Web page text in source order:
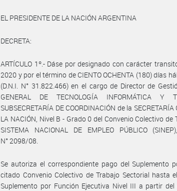
EL PRESIDENTE DE LA NACIÓN ARGENTINA
DECRETA:
ARTÍCULO 1º.- Dáse por designado con carácter
2020 y por el término de CIENTO OCHENTA (180) días
(D.N.I. N° 31.822.466) en el cargo de Director de
GENERAL DE TECNOLOGÍA INFORMÁTICA Y
SUBSECRETARÍA DE COORDINACIÓN de la
LA NACIÓN, Nivel B - Grado 0 del Convenio Colectivo
SISTEMA NACIONAL DE EMPLEO PÚBLICO
N° 2098/08.
Se autoriza el correspondiente pago del Suplemento
citado Convenio Colectivo de Trabajo Sectorial hasta
Suplemento por Función Ejecutiva Nivel III a partir